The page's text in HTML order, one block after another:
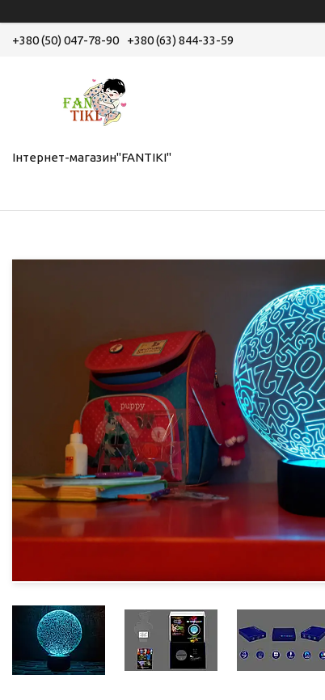
+380 (50) 047-78-90 +380 (63) 844-33-59
Інтернет-магазин"FANTIKI"